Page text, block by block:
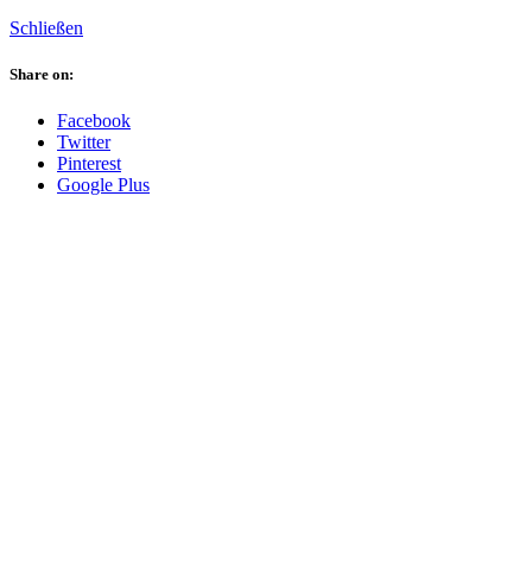
Schließen
Share on:
Facebook
Twitter
Pinterest
Google Plus